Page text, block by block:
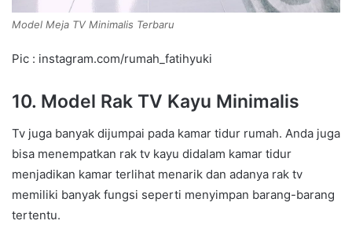
Model Meja TV Minimalis Terbaru
Pic : instagram.com/rumah_fatihyuki
10. Model Rak TV Kayu Minimalis
Tv juga banyak dijumpai pada kamar tidur rumah. Anda juga
bisa menempatkan rak tv kayu didalam kamar tidur
menjadikan kamar terlihat menarik dan adanya rak tv
memiliki banyak fungsi seperti menyimpan barang-barang
tertentu.